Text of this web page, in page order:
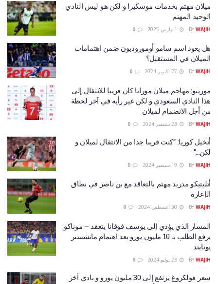
ميلان مهتم بخدمات موسكيرا و لكن هو ليس النادي
الوحيد المهتم
BY WAJIH
هل يعود اسم سامو أوموروديون ضمن اهتمامات
الميلان في المستقبل؟
BY WAJIH
موريتو: مهاجم ميلان موراتا كان قريبا للانتقال إلى
هذا النادي السعودي و لكن غير رأيه في آخر لحظة
من أجل الانضمام لميلان
BY WAJIH
أنخيل كوريا: “كنت قريبا جدا من الانتقال لميلان و
لكن…”
BY WAJIH
أتليتيكو مدريد مهتم بالتعاقد مع بن ناصر في نطاق
الإعارة
BY WAJIH
المسار الذي يؤدي إلى يوسف فوفانا يتعقد – موناكو
يرفع الطلب بـ 10 مليون يورو بعد اهتمام مانشستر
يونايتد
BY WAJIH
سعر فولكروغ يرتفع إلى 30 مليون يورو و نادي آخر